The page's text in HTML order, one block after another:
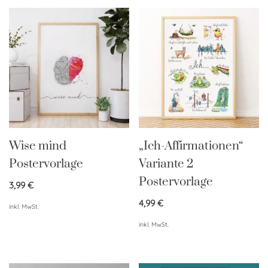
Wise mind
Postervorlage
3,99€
inkl. MwSt.
„Ich-Affirmationen“
Variante 2
Postervorlage
4,99€
inkl. MwSt.